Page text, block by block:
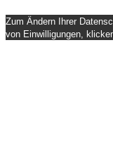
"Zurück
zum
Anfang"
Zum Ändern Ihrer
von Einwilligungen,